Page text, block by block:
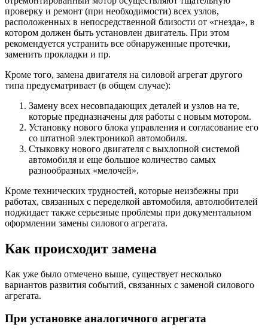
проверку и ремонт (при необходимости) всех узлов,
расположенных в непосредственной близости от «гнезда», в
котором должен быть установлен двигатель. При этом
рекомендуется устранить все обнаруженные протечки,
заменить прокладки и пр.
Кроме того, замена двигателя на силовой агрегат другого
типа предусматривает (в общем случае):
Замену всех несовпадающих деталей и узлов на те,
которые предназначены для работы с новым мотором.
Установку нового блока управления и согласование его
со штатной электроникой автомобиля.
Стыковку нового двигателя с выхлопной системой
автомобиля и еще большое количество самых
разнообразных «мелочей».
Кроме технических трудностей, которые неизбежны при
работах, связанных с переделкой автомобиля, автолюбителей
поджидает также серьезные проблемы при документальном
оформлении замены силового агрегата.
Как происходит замена
Как уже было отмечено выше, существует несколько
вариантов развития событий, связанных с заменой силового
агрегата.
При установке аналогичного агрегата